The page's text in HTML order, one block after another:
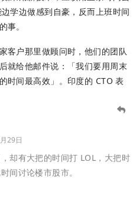
学边做感到自豪，反而上班时间
事。
客户那里做顾问时，他们的团队
就给他邮件说：「我们要用周末
时间最高效」。印度的 CTO 表
29日
却有大把的时间打 LOL，大把时
间讨论楼市股市。